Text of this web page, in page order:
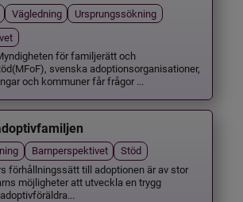
Vägledning
Ursprungssökning
för familjerätt och
svenska adoptionsorganisationer,
och kommuner får frågor ...
Barnperspektivet
Stöd
förhållningssätt till adoptionen är av stor
möjligheter att utveckla en trygg